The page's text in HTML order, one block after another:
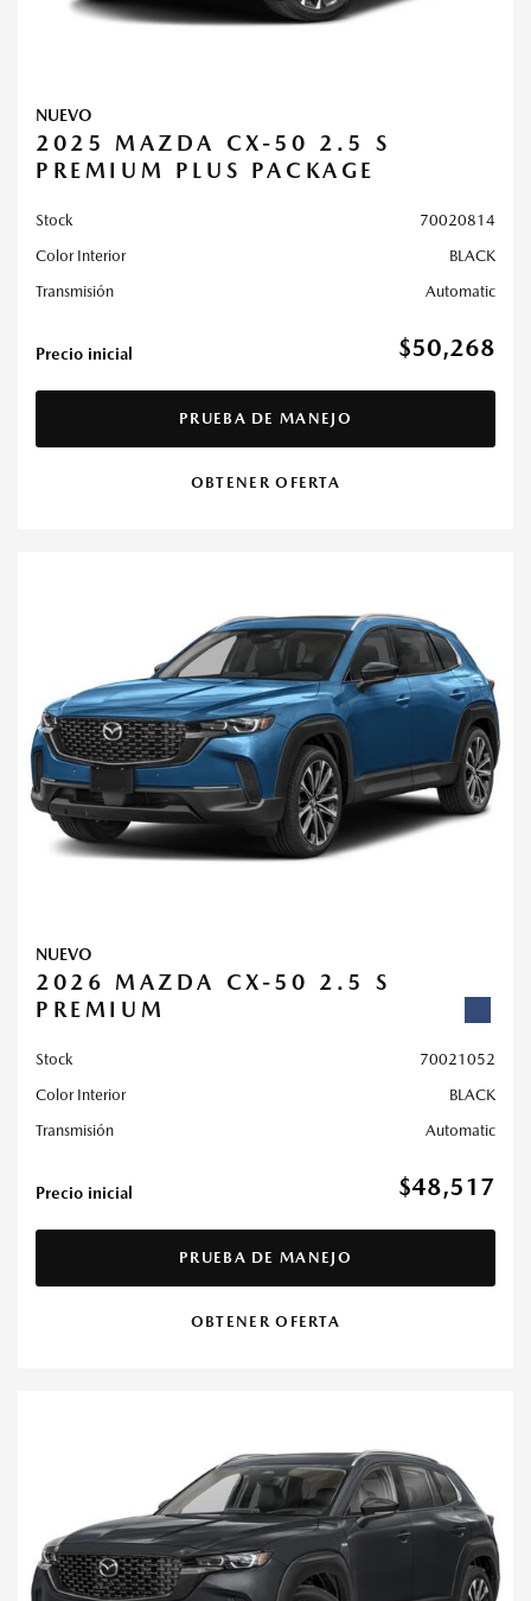
NUEVO
2025 MAZDA CX-50 2.5 S
PREMIUM PLUS PACKAGE
Stock
70020814
Color Interior
BLACK
Transmisión
Automatic
Precio inicial $50,268
PRUEBA DE MANEJO
OBTENER OFERTA
NUEVO
2026 MAZDA CX-50 2.5 S
PREMIUM
Stock
70021052
Color Interior
BLACK
Transmisión
Automatic
Precio inicial $48,517
PRUEBA DE MANEJO
OBTENER OFERTA